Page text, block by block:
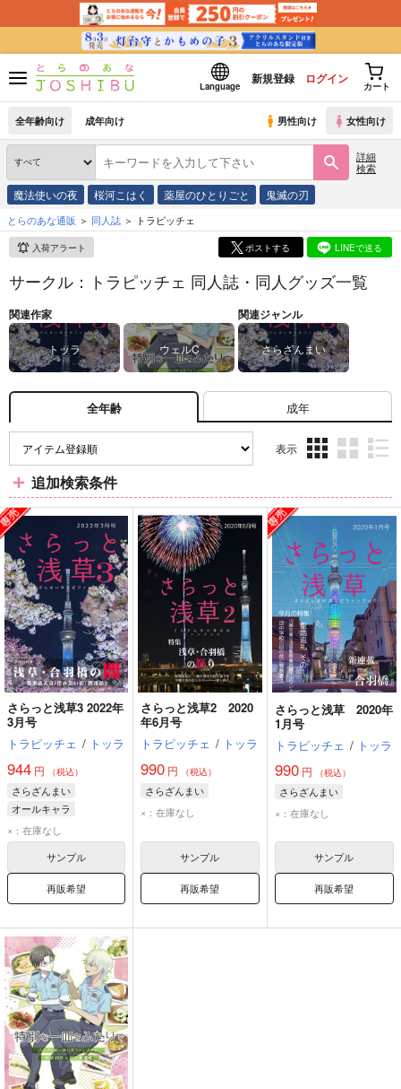
Language
新規登録 ログイン
カート
全年齢向け 成年向け 男性向け 女性向け
詳細
検索
魔法使いの夜 桜河こはく 薬屋のひとりごと 鬼滅の刃
とらのあな通販 同人誌 トラピッチェ
入荷アラート ポストする LINEで送る
サークル：トラピッチェ 同人誌・同人グッズ一覧
関連作家
トッラ ウェルC
関連ジャンル
さらざんまい
全年齢 成年
表示
ム
表
ム
表
示
ム
表
示
追加検索条件
さらっと浅草3 2022年
3月号
トラピッチェ / トッラ
944 円 （税込）
さらざんまい
オールキャラ
×：在庫なし
サンプル
再販希望
さらっと浅草2 2020
年6月号
トラピッチェ / トッラ
990 円 （税込）
さらざんまい
×：在庫なし
サンプル
再販希望
さらっと浅草 2020年
1月号
トラピッチェ / トッラ
990円 （税込）
さらざんまい
×：在庫なし
サンプル
再販希望